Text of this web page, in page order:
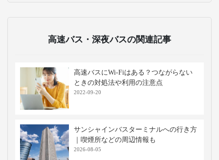
高速バス・深夜バスの関連記事
高速バスにWi-Fiはある？つながらない
ときの対処法や利用の注意点
2022-09-20
サンシャインバスターミナルへの行き方
｜喫煙所などの周辺情報も
2026-08-05